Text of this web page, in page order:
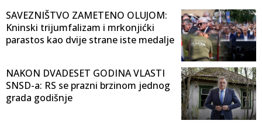
SAVEZNIŠTVO ZAMETENO OLUJOM:
Kninski trijumfalizam i mrkonjićki
parastos kao dvije strane iste medalje
NAKON DVADESET GODINA VLASTI
SNSD-a: RS se prazni brzinom jednog
grada godišnje